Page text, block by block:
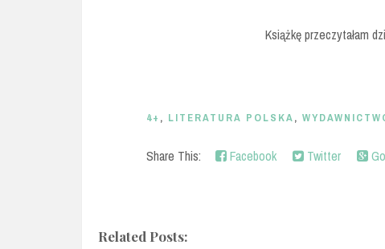
Książkę przeczytałam
4+ , LITERATURA POLSKA,
Share This: Facebook Twitter
Related Posts: